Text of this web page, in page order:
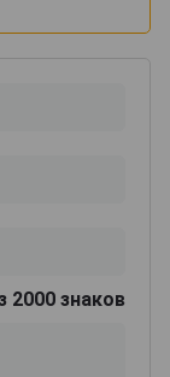
2000 знаков